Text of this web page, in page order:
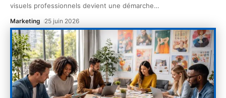
visuels professionnels devient une démarche…
Marketing 25 juin 2026